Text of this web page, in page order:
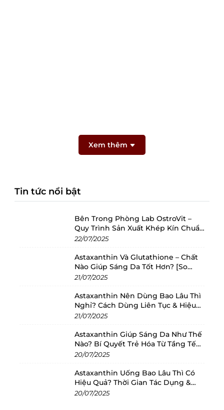
Xem thêm
Tin tức nổi bật
Bên Trong Phòng Lab OstroVit –
Quy Trình Sản Xuất Khép Kín Chuẩn
Châu Âu
22/07/2025
Astaxanthin Và Glutathione – Chất
Nào Giúp Sáng Da Tốt Hơn? [So
Sánh 2025]
21/07/2025
Astaxanthin Nên Dùng Bao Lâu Thì
Nghỉ? Cách Dùng Liên Tục & Hiệu
Quả Nhất
21/07/2025
Astaxanthin Giúp Sáng Da Như Thế
Nào? Bí Quyết Trẻ Hóa Từ Tầng Tế
Bào
20/07/2025
Astaxanthin Uống Bao Lâu Thì Có
Hiệu Quả? Thời Gian Tác Dụng &
Cách Dùng Tối Ưu
20/07/2025